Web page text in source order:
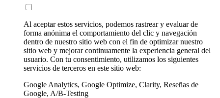
Al aceptar estos servicios, podemos rastrear y evaluar de
forma anónima el comportamiento del clic y navegación
dentro de nuestro sitio web con el fin de optimizar nuestro
sitio web y mejorar continuamente la experiencia general del
usuario. Con tu consentimiento, utilizamos los siguientes
servicios de terceros en este sitio web:
Google Analytics, Google Optimize, Clarity, Reseñas de
Google, A/B-Testing